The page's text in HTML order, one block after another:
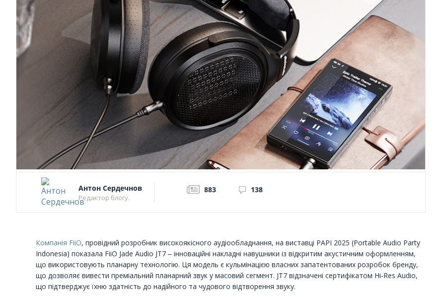
Антон Сердечнов
Редактор блогу.
883 138
Компанія FiiO, провідний розробник високоякісного аудіообладнання, на виставці PAPI 2025 (Portable Audio Party
Indonesia) показала FiiO Jade Audio JT7 ‒ інноваційні накладні навушники із відкритим акустичним оформленням,
що використовують планарну технологію. Ця модель є кульмінацією власних запатентованих розробок бренду,
що дозволяє вивести преміальний планарний звук у масовий сегмент. JT7 відзначені сертифікатом Hi-Res Audio,
що підтверджує їхню здатність до надійного та чудового відтворення звуку.